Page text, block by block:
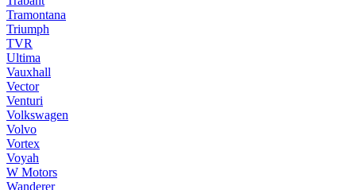
Tramontana
Triumph
TVR
Ultima
Vauxhall
Vector
Venturi
Volkswagen
Volvo
Vortex
Voyah
W Motors
Wanderer